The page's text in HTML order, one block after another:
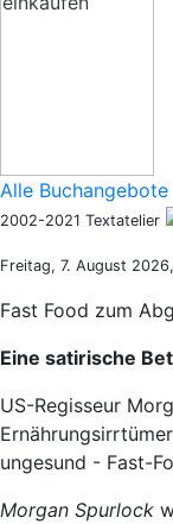
Alle Buchangebote
2002-2021 Textatelier
Freitag, 7. August
Fast Food zum
Eine satirische
US-Regisseur
ungesund - Fast-
Morgan Spurlock